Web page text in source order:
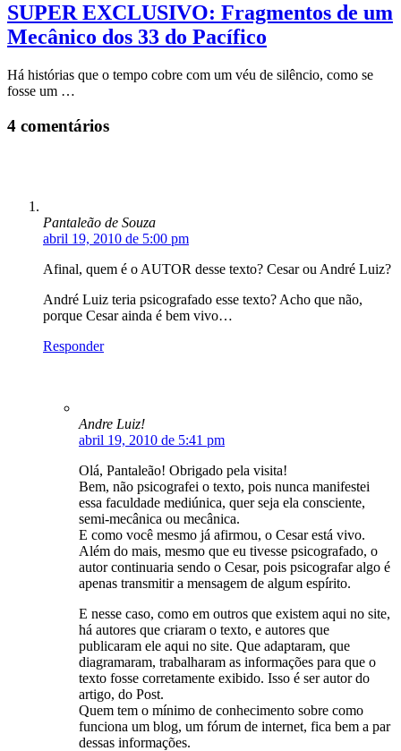
SUPER EXCLUSIVO: Fragmentos de um
Mecânico dos 33 do Pacífico
Há histórias que o tempo cobre com um véu de silêncio, como se
fosse um …
4 comentários
Pantaleão de Souza
abril 19, 2010 de 5:00 pm
Afinal, quem é o AUTOR desse texto? Cesar ou André Luiz?
André Luiz teria psicografado esse texto? Acho que não,
porque Cesar ainda é bem vivo…
Responder
Andre Luiz!
abril 19, 2010 de 5:41 pm
Olá, Pantaleão! Obrigado pela visita!
Bem, não psicografei o texto, pois nunca manifestei
essa faculdade mediúnica, quer seja ela consciente,
semi-mecânica ou mecânica.
E como você mesmo já afirmou, o Cesar está vivo.
Além do mais, mesmo que eu tivesse psicografado, o
autor continuaria sendo o Cesar, pois psicografar algo é
apenas transmitir a mensagem de algum espírito.
E nesse caso, como em outros que existem aqui no site,
há autores que criaram o texto, e autores que
publicaram ele aqui no site. Que adaptaram, que
diagramaram, trabalharam as informações para que o
texto fosse corretamente exibido. Isso é ser autor do
artigo, do Post.
Quem tem o mínimo de conhecimento sobre como
funciona um blog, um fórum de internet, fica bem a par
dessas informações.